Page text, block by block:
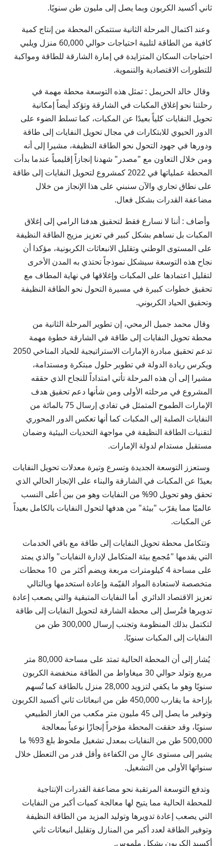
ثاني أكسيد الكربون وبما يصل إلى مليون طن سنويًا.
وعند اكتمال المرحلة الثانية ستتمكن المحطة من إنتاج كمية
كافية من الطاقة لتلبية احتياجات حوالي 60,000 منزل ويلبي
احتياجات السكان المتزايدة في إمارة الشارقة للطاقة ومواكبة
للتطورات الاقتصادية والتنموية.
وقال خالد الحريمل : تمثل هذه التوسعة محطة مهمة في
رحلتنا نحو إغلاق المكبات في الشارقة وتؤكد أيضاً إمكانية
تحويل النفايات كلياً بعيدًا عن المكبات، كما تسلط الضوء على
الدور الحيوي للابتكارات في مجال تحويل النفايات إلى طاقة
ودورها في جهود التحول نحو الطاقة النظيفة، مشيرا إلى أنه
ومن خلال التعاون مع "مصدر" شهدنا إنجازاً إقليمياً عندما بدأت
المحطة عملياتها في 2022 كمشروع لتحويل النفايات إلى طاقة
على نطاق تجاري والآن سنبني على هذا الإنجاز من خلال
مضاعفة القدرات بشكل فعال.
وأضاف : أننا لا نسارع فقط لتحقيق هدفنا الرامي إلى إغلاق
المكبات بل نساهم بشكل كبير في تعزيز مزيج الطاقة النظيفة
على المستوى الوطني وتقليل الانبعاثات الكربونية، مؤكدا أن
نجاح هذه التوسعة سيشكل نموذجاً تحتذي به المدن الأخرى
لتقليل اعتمادها على المكبات وإغلاقها في نهاية المطاف مع
تحقيق خطوات كبيرة في مسيرة التحول نحو الطاقة النظيفة
وتحقيق الحياد الكربوني.
وقال محمد جميل الرمحي، إن تطوير المرحلة الثانية من
محطة تحويل النفايات إلى طاقة في الشارقة خطوة مهمة
تدعم تحقيق مبادرة الإمارات الاستراتيجية للحياد المناخي 2050
ويكرس ريادة الدولة في تطوير حلول مبتكرة ومستدامة،
مشيرا إلى أن هذه المرحلة تأتي امتداداً للنجاح الذي حققه
المشروع في مرحلته الأولى ومن شأنها دعم تحقيق هدف
الإمارات الطموح المتمثل في تفادي إرسال 75 بالمائة من
النفايات الصلبة إلى المكبات كما أنها تعكس الدور المحوري
لتقنيات الطاقة النظيفة في مواجهة التحديات البيئية وضمان
مستقبل مستدام لدولة الإمارات.
وستعزز التوسعة الجديدة وتسرع وتيرة معدلات تحويل النفايات
بعيدًا عن المكبات في الشارقة والبناء على الإنجاز الحالي الذي
تحقق وهو تحويل 90% من النفايات وهو من بين أعلى النسب
عالميًا مما يقرّب "بيئة" من هدفها لتحول النفايات بالكامل بعيداً
عن المكبات.
وتتكامل محطة تحويل النفايات إلى طاقة مع باقي الخدمات
التي يقدمها "مُجمع بيئة المتكامل لإدارة النفايات" والذي يمتد
على مساحة 4 كيلومترات مربعة ويضم أكثر من 10 محطات
متخصصة لاستعادة المواد القيّمة وإعادة استخدمها وبالتالي
تعزيز الاقتصاد الدائري أما النفايات المتبقية والتي يصعب إعادة
تدويرها فتُرسل إلى محطة الشارقة لتحويل النفايات إلى طاقة
لتكتمل بذلك المنظومة وتجنب إرسال 300,000 طن من
النفايات إلى المكبات سنويًا.
يُشار إلى أن المحطة الحالية تمتد على مساحة 80,000 متر
مربع وتولد حوالي 30 ميغاواط من الطاقة منخفضة الكربون
سنويًا وهو ما يكفي لتزويد 28,000 منزل بالطاقة كما تُسهم
بإزاحة ما يقارب 450,000 طن من انبعاثات ثاني أكسيد الكربون
وتوفير ما يصل إلى 45 مليون متر مكعب من الغاز الطبيعي
سنويًا، وقد حققت المحطة مؤخراً إنجازًا نوعياً بمعالجة
500,000 طن من النفايات بمعدل تشغيل ملحوظ بلغ 93% ما
يشير إلى مستوى عالٍ من الكفاءة وأقل قدر من التعطل خلال
سنواتها الأولى من التشغيل.
وتدفع التوسعة المرتقبة نحو مضاعفة القدرات الإنتاجية
للمحطة الحالية مما يتيح لها معالجة كميات أكبر من النفايات
التي يصعب إعادة تدويرها وتوليد المزيد من الطاقة النظيفة
وتوفير الطاقة لعدد أكبر من المنازل وتقليل انبعاثات ثاني
أكسيد الكربون بشكل ملموس.